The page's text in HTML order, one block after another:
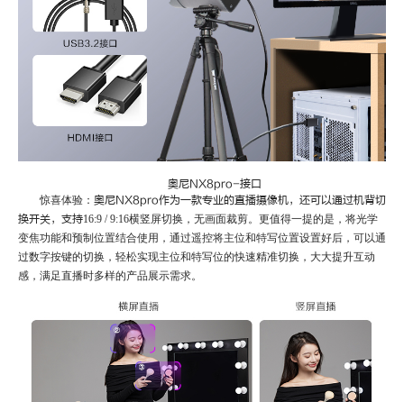
奥尼NX8pro-接口
惊喜体验： 奥尼NX8pro作为一款专业的直播摄像机，还可以通过机背切
换开关，支持16:9 / 9:16横竖屏切换，无画面裁剪。更值得一提的是，将光学
变焦功能和预制位置结合使用，通过遥控将主位和特写位置设置好后，可以通
过数字按键的切换，轻松实现主位和特写位的快速精准切换，大大提升互动
感，满足直播时多样的产品展示需求。